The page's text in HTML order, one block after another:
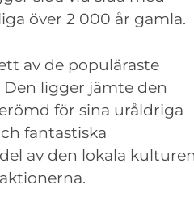
över 2 000 år gamla.
av de populäraste
ligger jämte den
för sina uråldriga
fantastiska
av den lokala kulturen